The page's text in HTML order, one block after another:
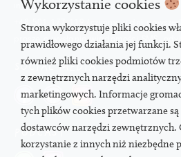
info@wydawnictwopauza.pl
+48 501 177 119 (czynny w dni
proszę o wysłanie wiadomości SMS,
SOCIAL MEDIA
PODCAST
Wykorzystanie cookies
Strona wykorzystuje pliki cookies
prawidłowego działania jej funkcji.
również pliki cookies podmiotów
z zewnętrznych narzędzi
marketingowych. Informacje
tych plików cookies przetwarzane
dostawców narzędzi zewnętrznych.
korzystanie z innych niż niezbędne